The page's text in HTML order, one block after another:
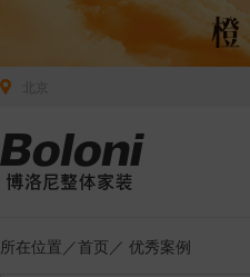
所在位置／首页 ／ 优秀案例